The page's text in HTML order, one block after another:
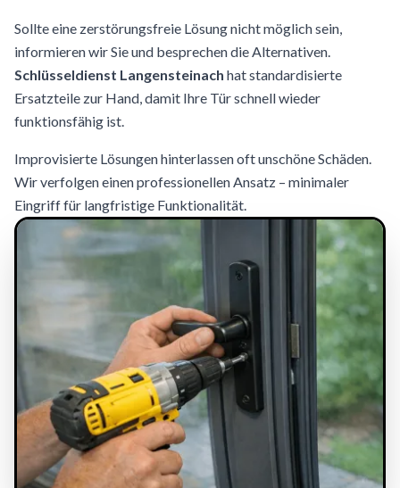
Sollte eine zerstörungsfreie Lösung nicht möglich sein,
informieren wir Sie und besprechen die Alternativen.
Schlüsseldienst Langensteinach hat standardisierte
Ersatzteile zur Hand, damit Ihre Tür schnell wieder
funktionsfähig ist.
Improvisierte Lösungen hinterlassen oft unschöne Schäden.
Wir verfolgen einen professionellen Ansatz – minimaler
Eingriff für langfristige Funktionalität.